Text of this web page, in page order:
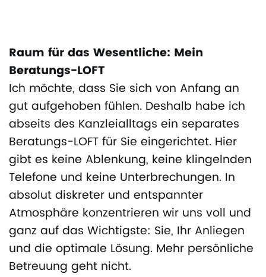
Raum für das Wesentliche: Mein
Beratungs-LOFT
Ich möchte, dass Sie sich von Anfang an
gut aufgehoben fühlen. Deshalb habe ich
abseits des Kanzleialltags ein separates
Beratungs-LOFT für Sie eingerichtet. Hier
gibt es keine Ablenkung, keine klingelnden
Telefone und keine Unterbrechungen. In
absolut diskreter und entspannter
Atmosphäre konzentrieren wir uns voll und
ganz auf das Wichtigste: Sie, Ihr Anliegen
und die optimale Lösung. Mehr persönliche
Betreuung geht nicht.